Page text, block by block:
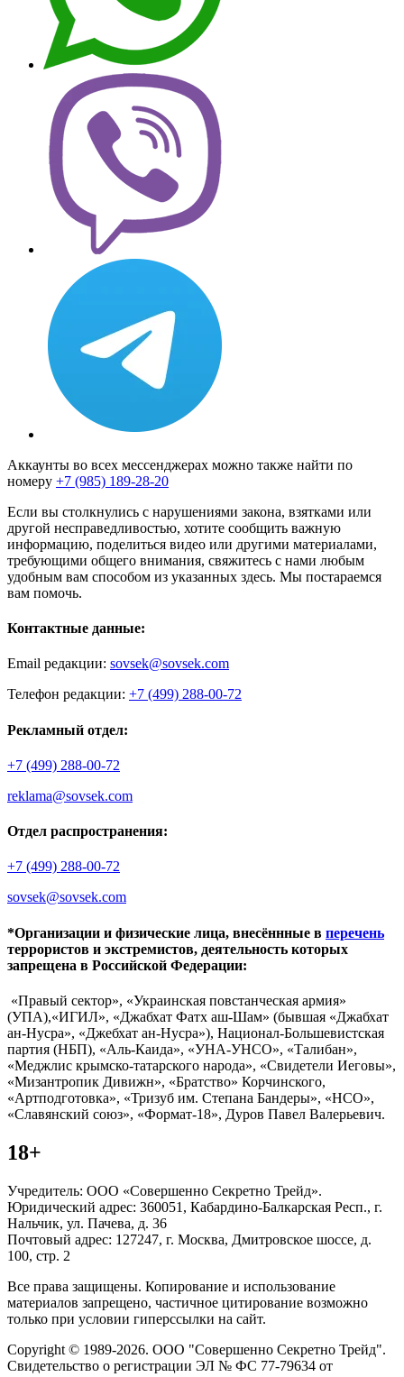
Аккаунты во всех мессенджерах можно также найти по
номеру +7 (985) 189-28-20
Если вы столкнулись с нарушениями закона, взятками или
другой несправедливостью, хотите сообщить важную
информацию, поделиться видео или другими материалами,
требующими общего внимания, свяжитесь с нами любым
удобным вам способом из указанных здесь. Мы постараемся
вам помочь.
Контактные данные:
Email редакции: sovsek@sovsek.com
Телефон редакции: +7 (499) 288-00-72
Рекламный отдел:
+7 (499) 288-00-72
reklama@sovsek.com
Отдел распространения:
+7 (499) 288-00-72
sovsek@sovsek.com
*Организации и физические лица, внесённные в перечень
террористов и экстремистов, деятельность которых
запрещена в Российской Федерации:
«Правый сектор», «Украинская повстанческая армия»
(УПА),«ИГИЛ», «Джабхат Фатх аш-Шам» (бывшая «Джабхат
ан-Нусра», «Джебхат ан-Нусра»), Национал-Большевистская
партия (НБП), «Аль-Каида», «УНА-УНСО», «Талибан»,
«Меджлис крымско-татарского народа», «Свидетели Иеговы»,
«Мизантропик Дивижн», «Братство» Корчинского,
«Артподготовка», «Тризуб им. Степана Бандеры», «НСО»,
«Славянский союз», «Формат-18», Дуров Павел Валерьевич.
18+
Учредитель: ООО «Совершенно Секретно Трейд».
Юридический адрес: 360051, Кабардино-Балкарская Респ., г.
Нальчик, ул. Пачева, д. 36
Почтовый адрес: 127247, г. Москва, Дмитровское шоссе, д.
100, стр. 2
Все права защищены. Копирование и использование
материалов запрещено, частичное цитирование возможно
только при условии гиперссылки на сайт.
Copyright © 1989-2026. ООО "Совершенно Секретно Трейд".
Свидетельство о регистрации ЭЛ № ФС 77-79634 от